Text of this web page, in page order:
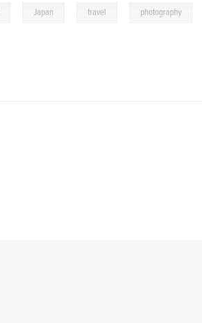
Japan travel photography